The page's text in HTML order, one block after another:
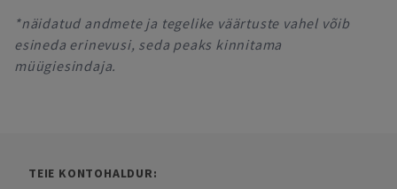
*näidatud andmete ja tegelike väärtuste vahel võib
esineda erinevusi, seda peaks kinnitama
müügiesindaja.
TEIE KONTOHALDUR: